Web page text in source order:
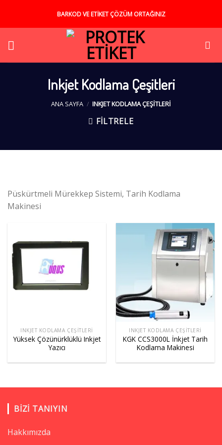
content
BARKOD VE ETİKET ÇÖZÜM ORTAĞINIZ
Inkjet Kodlama Çeşitleri
ANA SAYFA / INKJET KODLAMA ÇEŞITLERI
FILTRELE
Püskürtmeli Mürekkep Sistemi, Tarih Kodlama
Makinesi
INKJET KODLAMA ÇEŞITLERI
Yüksek Çözünürklüklü Inkjet
Yazıcı
INKJET KODLAMA ÇEŞITLERI
KGK CCS3000L İnkjet Tarih
Kodlama Makinesi
BIZI TANIYIN
Hakkımızda